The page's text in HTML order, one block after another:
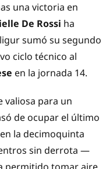
una victoria en
De Rossi ha
sumó su segundo
ciclo técnico al
en la jornada 14.
de ocupar el último
la decimoquinta
sin derrota —